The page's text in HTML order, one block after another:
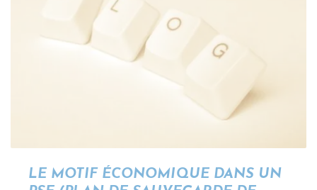
LE MOTIF ÉCONOMIQUE DANS UN